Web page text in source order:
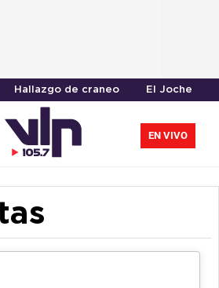
Hallazgo de craneo El Joche
EN VIVO